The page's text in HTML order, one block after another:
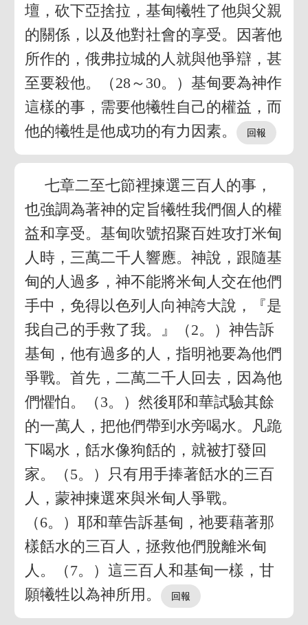
壇，砍下亞捨拉，基甸犧牲了他與父親
的關係，以及他對社會的享受。因著他
所作的，俄弗拉城的人就與他爭辯，甚
至要殺他。（28～30。）基甸要為神作
這樣的事，需要他犧牲自己的權益，而
他的犧牲是他成功的有力因素。
七章二至七節裡揀選三百人的事，
也強調為著神的定旨犧牲我們個人的權
益和享受。基甸吹號招聚百姓攻打米甸
人時，三萬二千人響應。神說，跟隨基
甸的人過多，神不能將米甸人交在他們
手中，免得以色列人向神誇大說，『是
我自己的手救了我。』（2。）神告訴
基甸，他有過多的人，指明祂要為他們
爭戰。首先，二萬二千人回去，因為他
們懼怕。（3。）然後耶和華試驗其餘
的一萬人，把他們帶到水旁喝水。凡跪
下喝水，餂水像狗餂的，就被打發回
家。（5。）只有用手捧著餂水的三百
人，蒙神揀選來與米甸人爭戰。
（6。）耶和華告訴基甸，祂要藉著那
樣餂水的三百人，拯救他們脫離米甸
人。（7。）這三百人和基甸一樣，甘
願犧牲以為神所用。